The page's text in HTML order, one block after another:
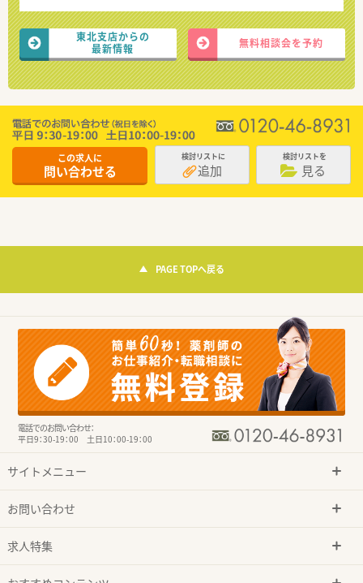
東北支店からの
最新情報
無料相談会を予約
この求人に
問い合わせる
検討リストに
追加
検討リストを
見る
PAGE TOPへ戻る
電話でのお問い合わせ：
平日9：30-19：00 土日10：00-19：00
サイトメニュー
お問い合わせ
求人特集